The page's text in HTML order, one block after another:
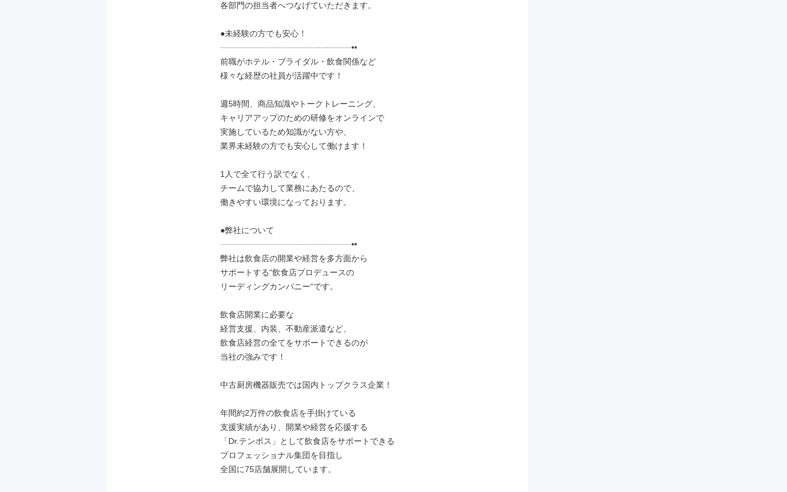
各部門の担当者へつなげていただきます。
●未経験の方でも安心！
┈┈┈┈┈┈┈┈┈┈┈┈┈┈┈┈••
前職がホテル・ブライダル・飲食関係など
様々な経歴の社員が活躍中です！
週5時間、商品知識やトークトレーニング、
キャリアアップのための研修をオンラインで
実施しているため知識がない方や、
業界未経験の方でも安心して働けます！
1人で全て行う訳でなく、
チームで協力して業務にあたるので、
働きやすい環境になっております。
●弊社について
┈┈┈┈┈┈┈┈┈┈┈┈┈┈┈┈••
弊社は飲食店の開業や経営を多方面から
サポートする“飲食店プロデュースの
リーディングカンパニー“です。
飲食店開業に必要な
経営支援、内装、不動産派遣など、
飲食店経営の全てをサポートできるのが
当社の強みです！
中古厨房機器販売では国内トップクラス企業！
年間約2万件の飲食店を手掛けている
支援実績があり、開業や経営を応援する
「Dr.テンポス」として飲食店をサポートできる
プロフェッショナル集団を目指し
全国に75店舗展開しています。